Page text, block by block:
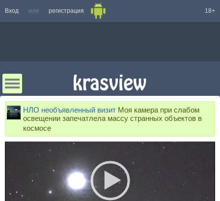
Вход или регистрация 18+
НЛО необъявленный визит Моя камера при слабом
освещении запечатлела массу странных объектов в
космосе